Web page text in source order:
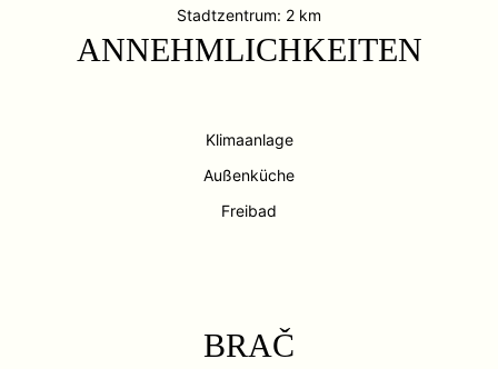
Stadtzentrum: 2 km
ANNEHMLICHKEITEN
Klimaanlage
Außenküche
Freibad
BRAČ